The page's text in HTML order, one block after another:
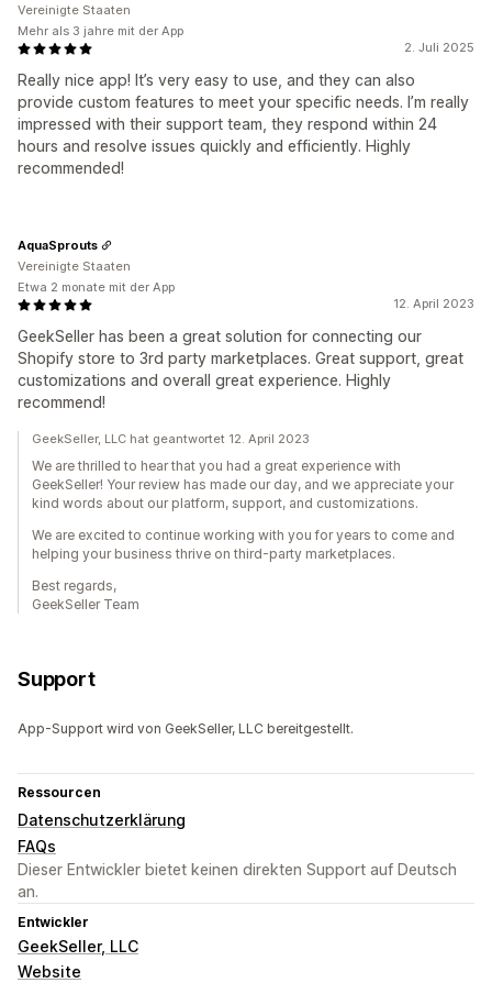
2. Juli 2025
Really nice app! It’s very easy to use, and they can also
provide custom features to meet your specific needs. I’m really
impressed with their support team, they respond within 24
hours and resolve issues quickly and efficiently. Highly
recommended!
Vereinigte Staaten
Mehr als 3 jahre mit der App
12. April 2023
GeekSeller has been a great solution for connecting our
Shopify store to 3rd party marketplaces. Great support, great
customizations and overall great experience. Highly
recommend!
AquaSprouts
Vereinigte Staaten
Etwa 2 monate mit der App
GeekSeller, LLC hat geantwortet 12. April 2023
We are thrilled to hear that you had a great experience with
GeekSeller! Your review has made our day, and we appreciate your
kind words about our platform, support, and customizations.
We are excited to continue working with you for years to come and
helping your business thrive on third-party marketplaces.
Best regards,
GeekSeller Team
Support
App-Support wird von GeekSeller, LLC bereitgestellt.
Ressourcen
Datenschutzerklärung
FAQs
Dieser Entwickler bietet keinen direkten Support auf Deutsch
an.
Entwickler
GeekSeller, LLC
Website